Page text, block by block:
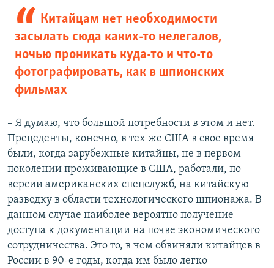
Китайцам нет необходимости
засылать сюда каких-то нелегалов,
ночью проникать куда-то и что-то
фотографировать, как в шпионских
фильмах
– Я думаю, что большой потребности в этом и нет.
Прецеденты, конечно, в тех же США в свое время
были, когда зарубежные китайцы, не в первом
поколении проживающие в США, работали, по
версии американских спецслужб, на китайскую
разведку в области технологического шпионажа. В
данном случае наиболее вероятно получение
доступа к документации на почве экономического
сотрудничества. Это то, в чем обвиняли китайцев в
России в 90-е годы, когда им было легко